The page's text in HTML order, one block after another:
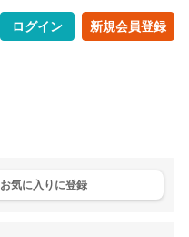
ログイン 新規会員登録
お気に入りに登録